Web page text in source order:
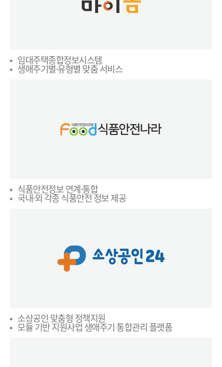
임대주택종합정보시스템
생애주기별·유형별 맞춤 서비스
식품안전정보 연계·통합
국내·외 각종 식품안전 정보 제공
소상공인 맞춤형 정책지원
모듈 기반 지원사업 생애주기 통합관리 플랫폼